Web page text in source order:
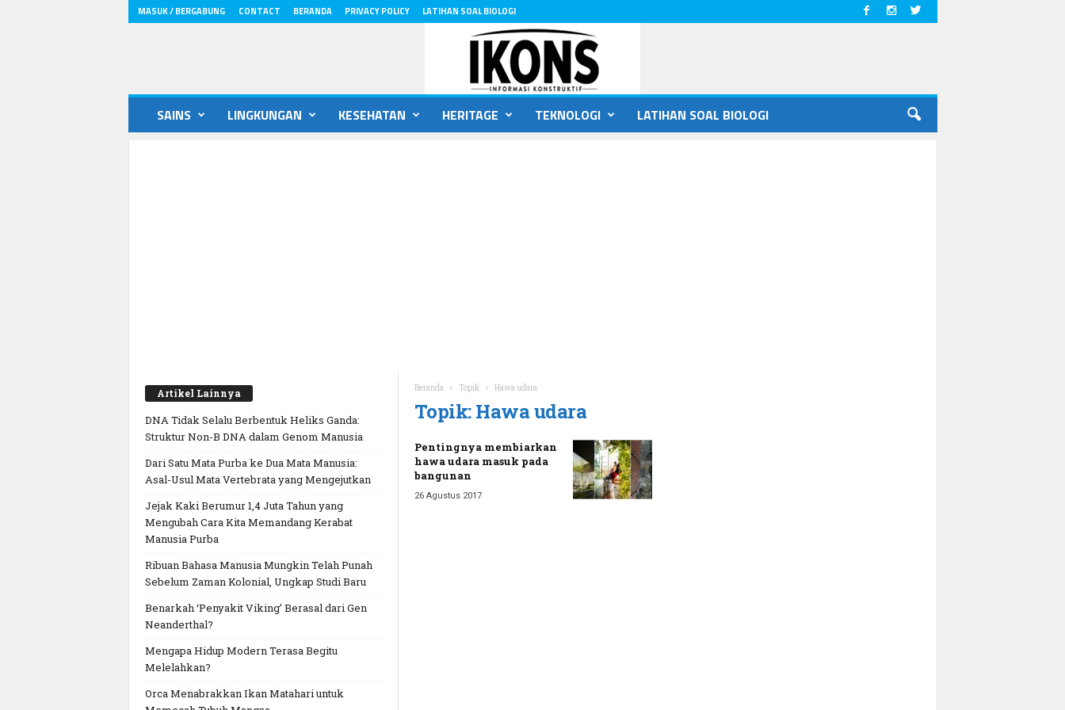
MASUK / BERGABUNG CONTACT BERANDA PRIVACY POLICY LATIHAN SOAL BIOLOGI
SAINS LINGKUNGAN KESEHATAN HERITAGE TEKNOLOGI LATIHAN SOAL BIOLOGI
Beranda Topik Hawa udara
Topik: Hawa udara
Pentingnya membiarkan
hawa udara masuk pada
bangunan
26 Agustus 2017
Artikel Lainnya
DNA Tidak Selalu Berbentuk Heliks Ganda:
Struktur Non-B DNA dalam Genom Manusia
Dari Satu Mata Purba ke Dua Mata Manusia:
Asal-Usul Mata Vertebrata yang Mengejutkan
Jejak Kaki Berumur 1,4 Juta Tahun yang
Mengubah Cara Kita Memandang Kerabat
Manusia Purba
Ribuan Bahasa Manusia Mungkin Telah Punah
Sebelum Zaman Kolonial, Ungkap Studi Baru
Benarkah ‘Penyakit Viking’ Berasal dari Gen
Neanderthal?
Mengapa Hidup Modern Terasa Begitu
Melelahkan?
Orca Menabrakkan Ikan Matahari untuk